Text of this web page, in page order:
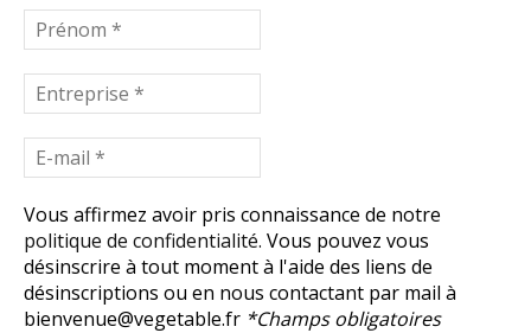
Vous affirmez avoir pris connaissance de notre
politique de confidentialité. Vous pouvez vous
désinscrire à tout moment à l'aide des liens de
désinscriptions ou en nous contactant par mail à
bienvenue@vegetable.fr *Champs obligatoires